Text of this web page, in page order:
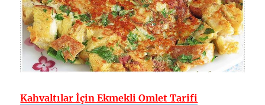
Kahvaltılar İçin Ekmekli Omlet Tarifi